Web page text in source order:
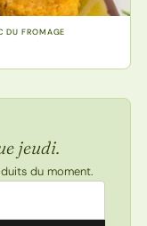
DU FROMAGE
jeudi.
du moment.